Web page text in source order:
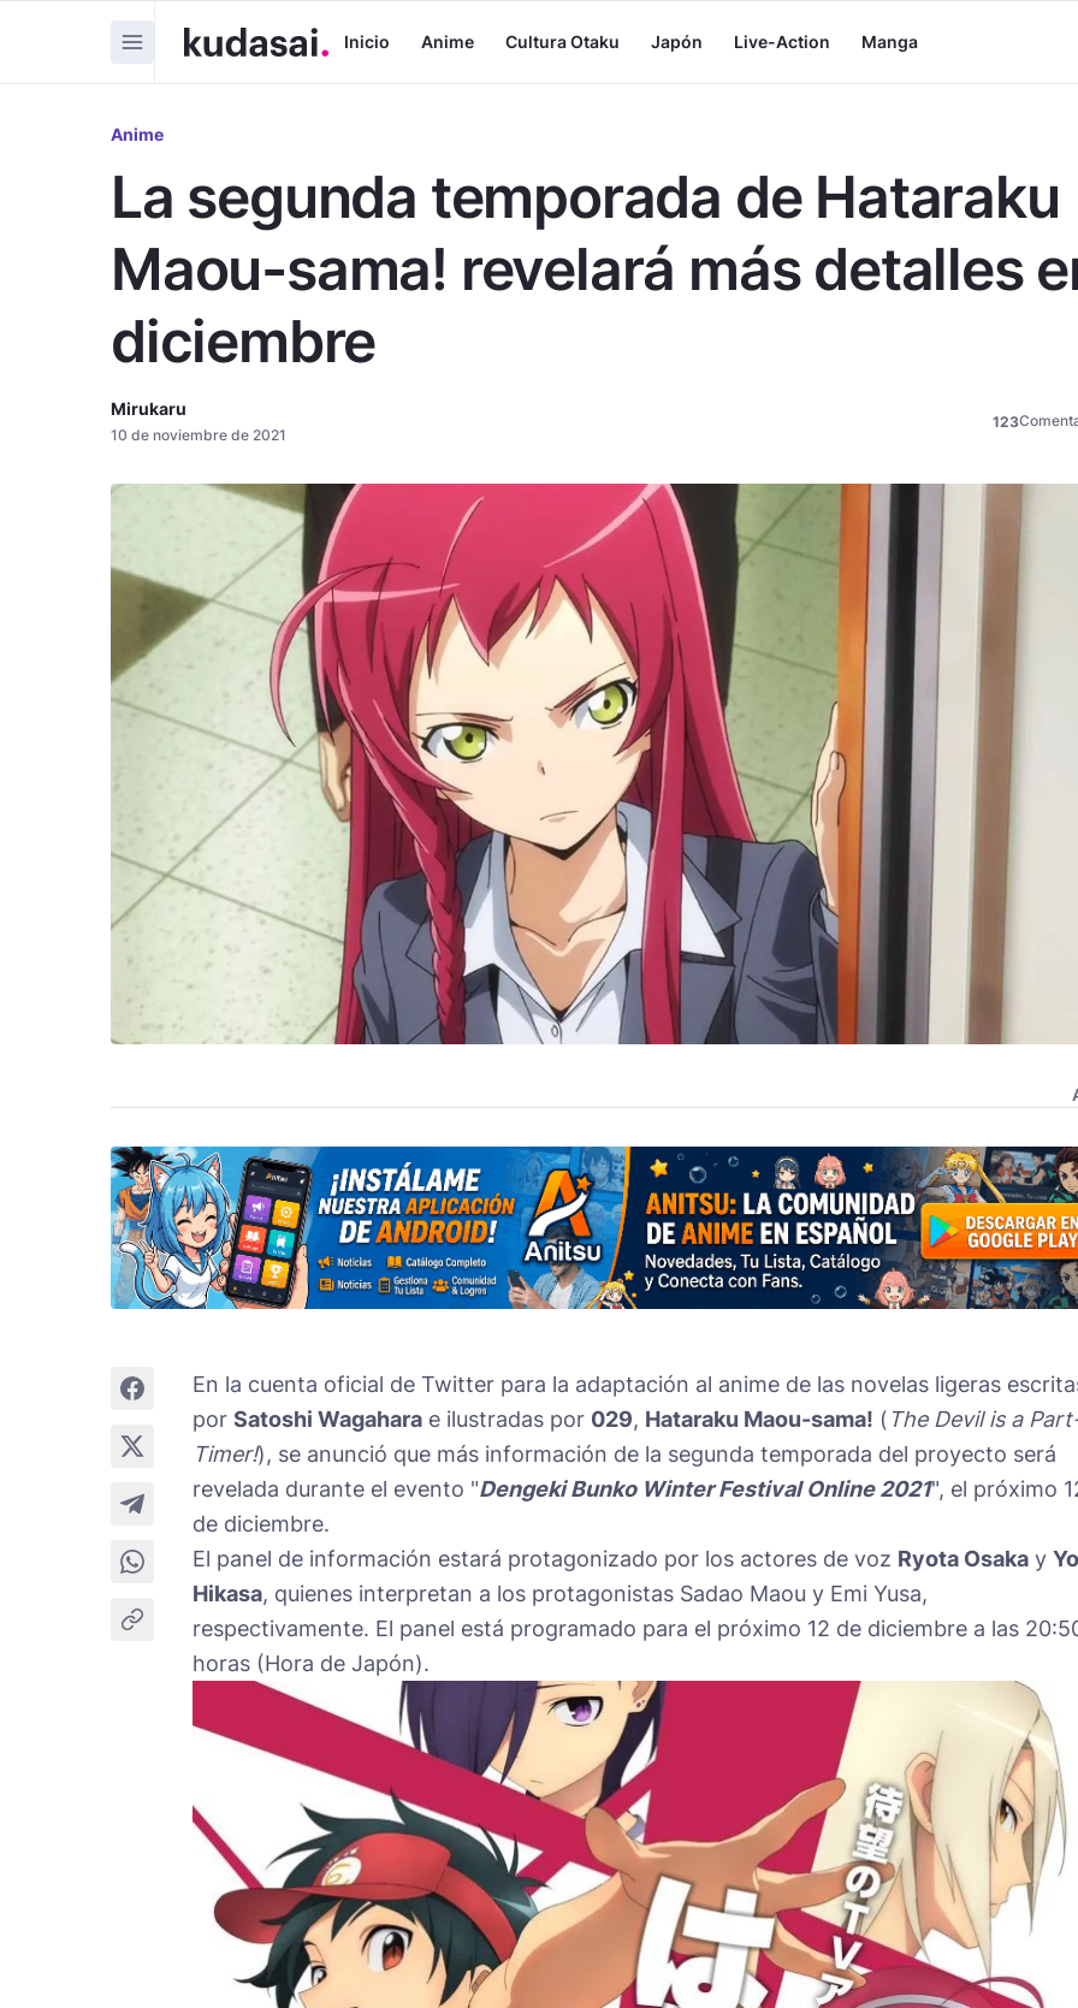
Inicio Anime Cultura Otaku Japón Live-Action Manga
Anime
La segunda temporada de Hataraku
Maou-sama! revelará más detalles
diciembre
Mirukaru
10 de noviembre de 2021
123
En la cuenta oficial de Twitter para la adaptación al anime de las novelas ligeras
por Satoshi Wagahara e ilustradas por 029, Hataraku Maou-sama! ( The Devil is a
Timer!), se anunció que más información de la segunda temporada del proyecto será
revelada durante el evento "Dengeki Bunko Winter Festival Online 2021", el próximo
de diciembre.
El panel de información estará protagonizado por los actores de voz Ryota Osaka y
Hikasa, quienes interpretan a los protagonistas Sadao Maou y Emi Yusa,
respectivamente. El panel está programado para el próximo 12 de diciembre a las
horas (Hora de Japón).